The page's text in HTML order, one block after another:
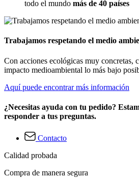
todo el mundo más de 40 países
Trabajamos respetando el medio
Con acciones ecológicas muy concretas,
impacto medioambiental lo más bajo
Aquí puede encontrar más información
¿Necesitas ayuda con tu pedido?
responder a tus preguntas.
Contacto
Calidad probada
Compra de manera segura